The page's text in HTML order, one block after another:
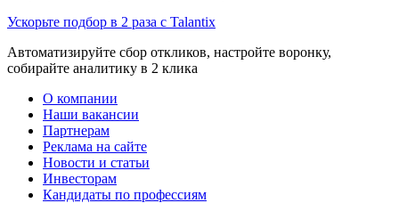
Ускорьте подбор в 2 раза с Talantix
Автоматизируйте сбор откликов, настройте воронку,
собирайте аналитику в 2 клика
О компании
Наши вакансии
Партнерам
Реклама на сайте
Новости и статьи
Инвесторам
Кандидаты по профессиям